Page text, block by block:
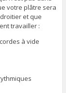
votre plâtre sera
et que
travailler :
à vide